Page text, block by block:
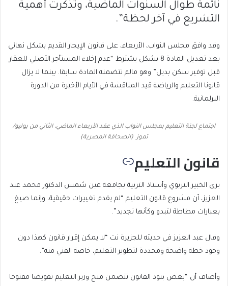
نائمة طوال السنوات الماضية، وتذكرت أهمية
التشريع في آخر لحظة”.
وقد وافق مجلس النواب، الأربعاء، على قانون الإيجار القديم بشكل نهائي
بعد تعديل المادة 8 بشكل يشترط “عدم إخلاء المستأجر الأصلي للعقار
قبل توفير سكن بديل” وهو مالم تتضمنه المادة سابقا. بينما لا يزال
قانونا التعليم والرياضة قيد المناقشة في الأيام الأخيرة من الدورة
البرلمانية.
اجتماع لجنة التعليم بمجلس النواب الذي عقد الأربعاء الماضي، الثاني من يوليو/
تموز (الصحافة المصرية)
قانون التعليم
يرى الخبير التربوي وأستاذ التربية بجامعة عين شمس الدكتور محمد عبد
العزيز، أن مشروع قانون التعليم “لم يقدم تغييرات حقيقية، وإنما صيغ
بعبارات مطاطة لتبدو وكأنها تجديد”.
وقال عبد العزيز في حديثه للجزيرة نت “لا يمكن إقرار قانون كهذا دون
وجود خطة واضحة ومحددة لتطوير التعليم، خاصة الفني منه”.
وأضاف أن “بعض بنود القانون تتضمن منح وزير التعليم تفويضا مفتوحا